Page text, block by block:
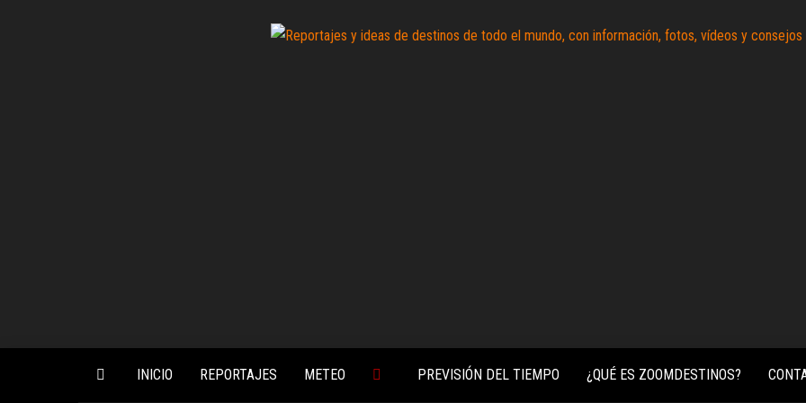
INICIO REPORTAJES METEO PREVISIÓN DEL TIEMPO ¿QUÉ ES ZOOMDESTINOS?